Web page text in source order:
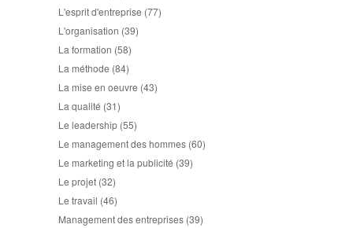
L'esprit d'entreprise (77)
L'organisation (39)
La formation (58)
La méthode (84)
La mise en oeuvre (43)
La qualité (31)
Le leadership (55)
Le management des hommes (60)
Le marketing et la publicité (39)
Le projet (32)
Le travail (46)
Management des entreprises (39)